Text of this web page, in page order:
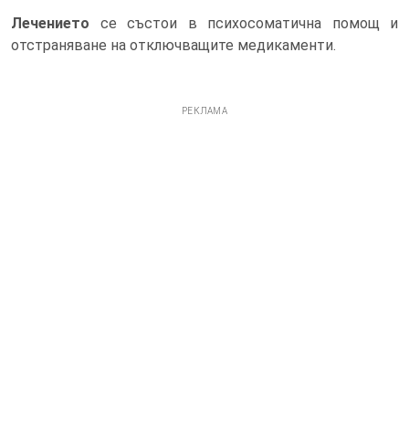
Лечението се състои в психосоматична помощ и
отстраняване на отключващите медикаменти.
РЕКЛАМА